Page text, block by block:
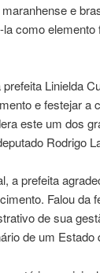
e
como
Linielda
e festejar a
este um dos
Rodrigo
a prefeita
Falou da
de sua
de um